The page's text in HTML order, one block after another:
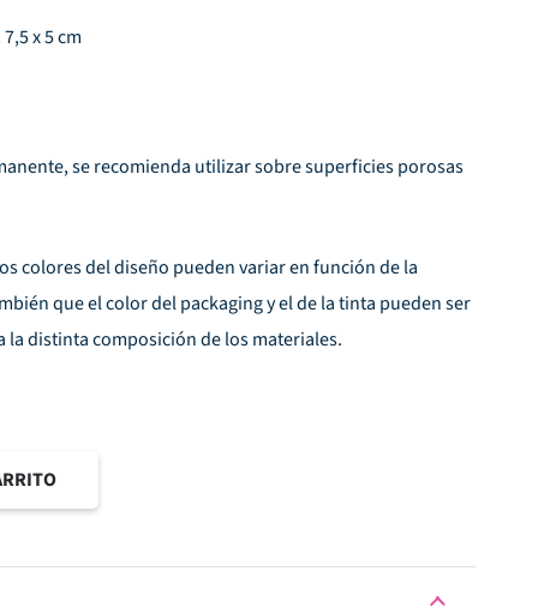
x 5 cm
se recomienda utilizar sobre superficies porosas
colores del diseño pueden variar en función de la
que el color del packaging y el de la tinta pueden ser
distinta composición de los materiales.